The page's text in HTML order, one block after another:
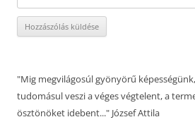
"Mig megvilágosúl gyönyörű
tudomásul veszi a véges végtelent, a
ösztönöket idebent..." József Attila